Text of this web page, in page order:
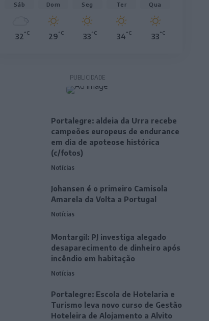
Sáb
32°C
Dom
29°C
Seg
33°C
Ter
34°C
Qua
33°C
PUBLICIDADE
Portalegre: aldeia da Urra recebe
campeões europeus de endurance
em dia de apoteose histórica
(c/fotos)
Notícias
Johansen é o primeiro Camisola
Amarela da Volta a Portugal
Notícias
Montargil: PJ investiga alegado
desaparecimento de dinheiro após
incêndio em habitação
Notícias
Portalegre: Escola de Hotelaria e
Turismo leva novo curso de Gestão
Hoteleira de Alojamento a Alvito